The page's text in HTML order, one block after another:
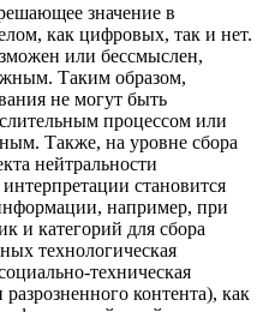
значение в
как цифровых, так и нет.
или бессмыслен,
Таким образом,
не могут быть
процессом или
Также, на уровне сбора
нейтральности
становится
например, при
и категорий для сбора
технологическая
техническая
контента), как